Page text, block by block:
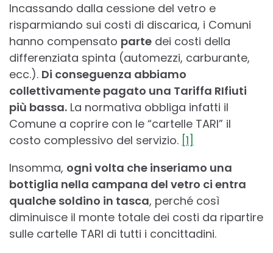
Incassando dalla cessione del vetro e
risparmiando sui costi di discarica, i Comuni
hanno compensato parte dei costi della
differenziata spinta (automezzi, carburante,
ecc.). Di conseguenza abbiamo
collettivamente pagato una Tariffa RIfiuti
più bassa. La normativa obbliga infatti il
Comune a coprire con le “cartelle TARI” il
costo complessivo del servizio. [1]
Insomma, ogni volta che inseriamo una
bottiglia nella campana del vetro ci entra
qualche soldino in tasca, perché così
diminuisce il monte totale dei costi da ripartire
sulle cartelle TARI di tutti i concittadini.